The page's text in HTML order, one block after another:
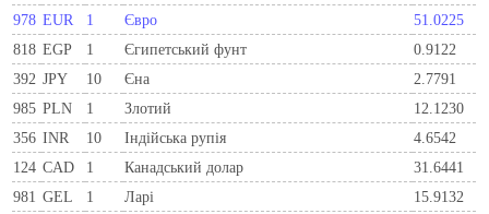
978 EUR 1 Євро
51.0225
818 EGP 1 Єгипетський фунт
0.9122
392 JPY 10 Єна
2.7791
985 PLN 1 Злотий
12.1230
356 INR 10 Індійська рупія
4.6542
124 CAD 1 Канадський долар
31.6441
981 GEL 1 Ларi
15.9132